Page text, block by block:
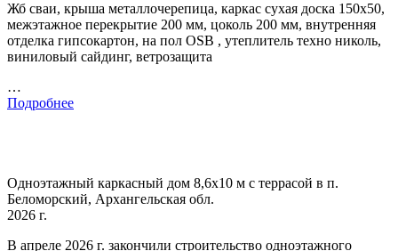
Жб сваи, крыша металлочерепица, каркас сухая доска 150х50,
межэтажное перекрытие 200 мм, цоколь 200 мм, внутренняя
отделка гипсокартон, на пол OSB , утеплитель техно николь,
виниловый сайдинг, ветрозащита
…
Подробнее
Одноэтажный каркасный дом 8,6х10 м с террасой в п.
Беломорский, Архангельская обл.
2026 г.
В апреле 2026 г. закончили строительство одноэтажного